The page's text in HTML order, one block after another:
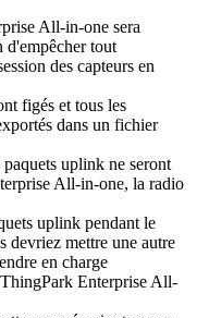
All-in-one sera
d'empêcher tout
des capteurs en
figés et tous les
dans un fichier
paquets uplink ne seront
All-in-one, la radio
uplink pendant le
devriez mettre une autre
en charge
Enterprise All-